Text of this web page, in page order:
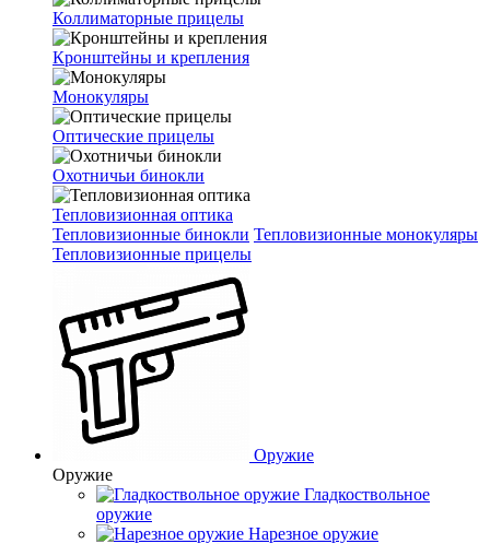
Коллиматорные прицелы
Кронштейны и крепления
Монокуляры
Оптические прицелы
Охотничьи бинокли
Тепловизионная оптика
Тепловизионные бинокли Тепловизионные монокуляры
Тепловизионные прицелы
Оружие
Оружие
Гладкоствольное
оружие
Нарезное оружие